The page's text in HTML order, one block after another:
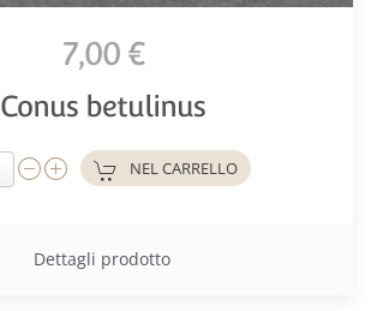
7,00 €
Conus betulinus
NEL CARRELLO
Dettagli prodotto